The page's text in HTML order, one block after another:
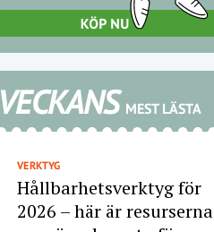
VECKANS MEST LÄSTA
VERKTYG
Hållbarhetsverktyg för
2026 – här är resurserna